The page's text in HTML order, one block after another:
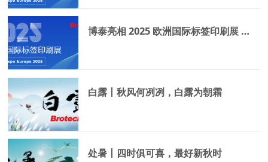
博泰亮相 2025 欧洲国际标签印刷展 —— 首日精彩回顾
白露丨秋风何冽冽，白露为朝霜
处暑丨四时俱可喜，最好新秋时